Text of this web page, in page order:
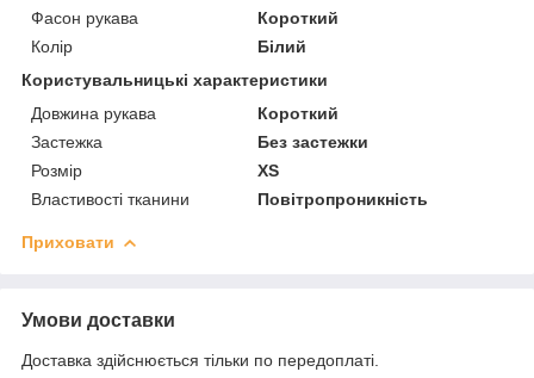
Фасон рукава
Короткий
Колір
Білий
Користувальницькі характеристики
Довжина рукава
Короткий
Застежка
Без застежки
Розмір
XS
Властивості тканини
Повітропроникність
Приховати
Умови доставки
Доставка здійснюється тільки по передоплаті.